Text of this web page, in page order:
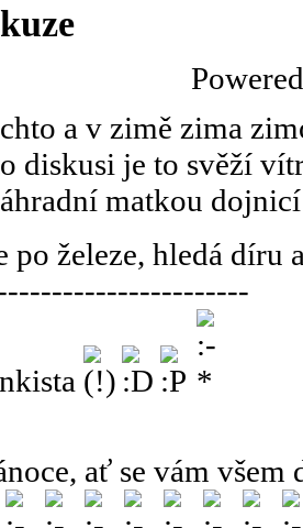
a v zimě zima
diskusi je to svěží
matkou
po železe, hledá díru
ať se vám všem